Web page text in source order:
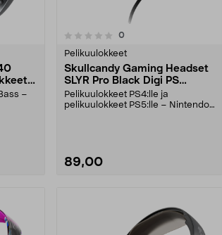
–
0
Pelikuulokkeet
Skullcandy Gaming Headset
SLYR Pro Black Digi PS
Pelikuulokkeet
Pelikuulokkeet PS4:lle ja
pelikuulokkeet PS5:lle – Nintendo
89,00